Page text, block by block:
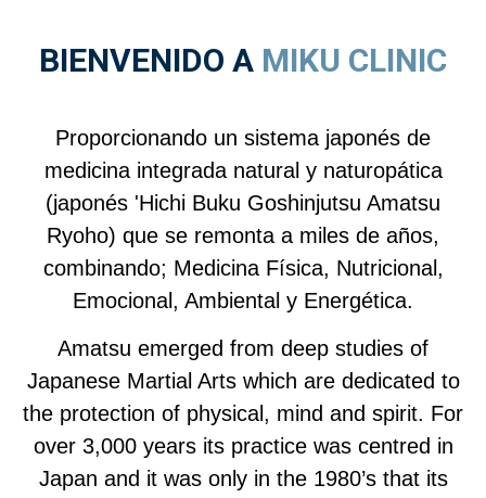
BIENVENIDO A MIKU CLINIC
Proporcionando un sistema japonés de
medicina integrada natural y naturopática
(japonés 'Hichi Buku Goshinjutsu Amatsu
Ryoho) que se remonta a miles de años,
combinando; Medicina Física, Nutricional,
Emocional, Ambiental y Energética.
Amatsu emerged from deep studies of
Japanese Martial Arts which are dedicated to
the protection of physical, mind and spirit. For
over 3,000 years its practice was centred in
Japan and it was only in the 1980’s that its